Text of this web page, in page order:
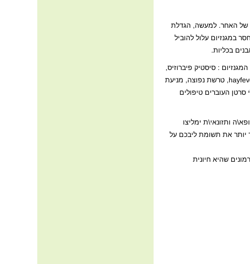
של האחר. למעשה, הגדלת
במגנזיום עלול להוביל
בכליות.
: סיסטיק פיברוזיס,
מצב שגורם לכאב צורב ואדום הנקרא erythromelalgia, עצמות חלשות (אוסטאופורוזיס), תסמונת קדם-וסתית (PMS), אסטמה, hayfever, טרשת נפוצה, מניעת
העוברים טיפולים
ותזונאי\ת ימליצו
יותר את תשומת ליבכם על
שהיא חיונית